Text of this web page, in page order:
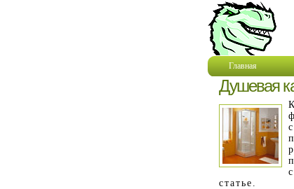
Главная
Душевая
статье.